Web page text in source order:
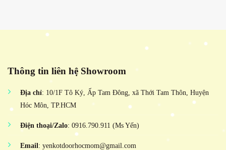
Thông tin liên hệ Showroom
Địa chỉ: 10/1F Tô Ký, Ấp Tam Đông, xã Thới Tam Thôn, Huyện
Hóc Môn, TP.HCM
Điện thoại/Zalo: 0916.790.911 (Ms Yến)
Email: yenkotdoorhocmom@gmail.com